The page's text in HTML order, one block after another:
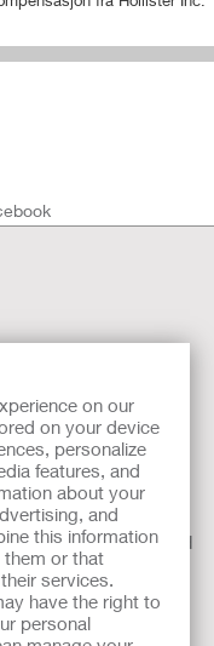
on our
on your device
personalize
features, and
about your
and
this information
them or that
services.
have the right to
personal
behov merket med